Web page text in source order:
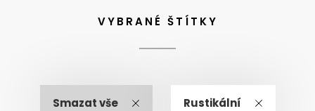
VYBRANÉ ŠTÍTKY
Smazat vše Rustikální